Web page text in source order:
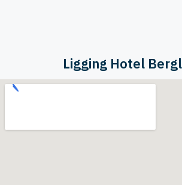
Ligging Hotel